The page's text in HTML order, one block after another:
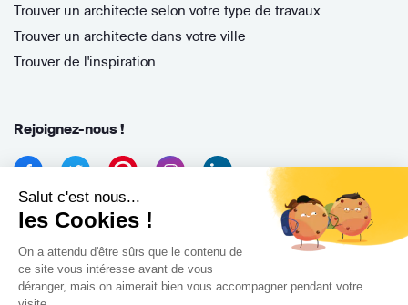
Salut c'est nous...
les Cookies !
On a attendu d'être sûrs que le contenu de
ce site vous intéresse avant de vous
déranger, mais on aimerait bien vous accompagner pendant votre
Trouver un architecte selon votre type de travaux
Trouver un architecte dans votre ville
Trouver de l'inspiration
Rejoignez-nous !
Archidvisor